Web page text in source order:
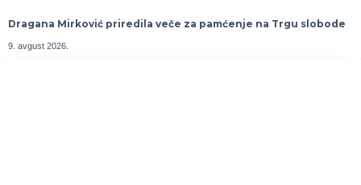
Dragana Mirković priredila veče za pamćenje na Trgu slobode
9. avgust 2026.